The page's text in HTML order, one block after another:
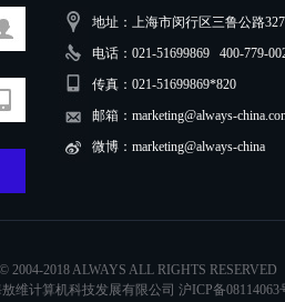
地址：上海市闵行区三鲁公路
电话：021-51699869 400-779-
传真：021-51699869*820
邮箱：marketing@always-
微博：marketing@always-china
2004-2018 ALWAYS ALL RIGHTS RESERVED
敖维计算机科技发展有限公司 沪ICP备08114063